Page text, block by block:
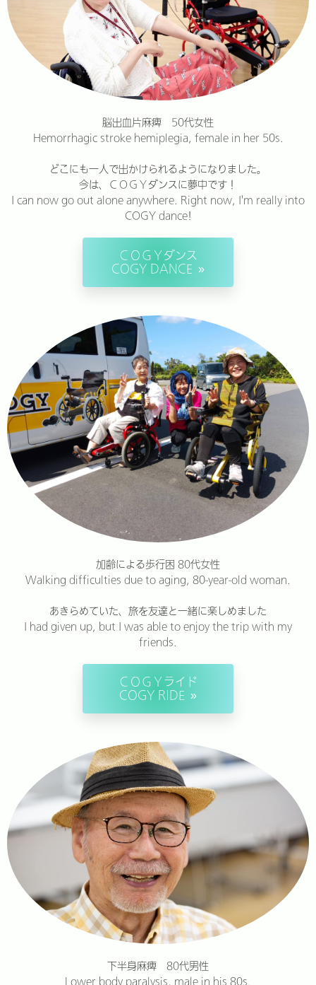
脳出血片麻痺 50代女性
Hemorrhagic stroke hemiplegia, female in her 50s.
どこにも一人で出かけられるようになりました。
今は、ＣＯＧＹダンスに夢中です！
I can now go out alone anywhere. Right now, I'm really into
COGY dance!
ＣＯＧＹダンス
COGY DANCE
加齢による歩行困 80代女性
Walking difficulties due to aging, 80-year-old woman.
あきらめていた、旅を友達と一緒に楽しめました
I had given up, but I was able to enjoy the trip with my
friends.
ＣＯＧＹライド
COGY RIDE
下半身麻痺 80代男性
Lower body paralysis, male in his 80s.